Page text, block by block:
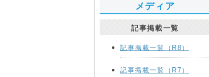
メディア
記事掲載一覧
記事掲載一覧（R8）
記事掲載一覧（R7）